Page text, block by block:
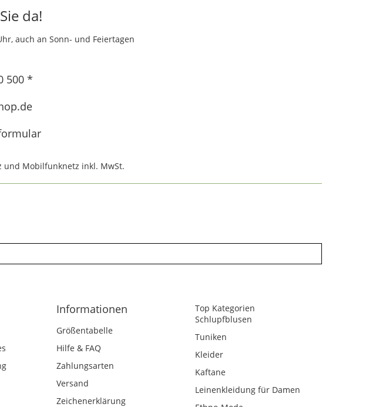
da!
auch an Sonn- und Feiertagen
500 *
und Mobilfunknetz inkl. MwSt.
Informationen
Größentabelle
Hilfe & FAQ
Zahlungsarten
Versand
Zeichenerklärung
Top Kategorien
Schlupfblusen
Tuniken
Kleider
Kaftane
Leinenkleidung für Damen